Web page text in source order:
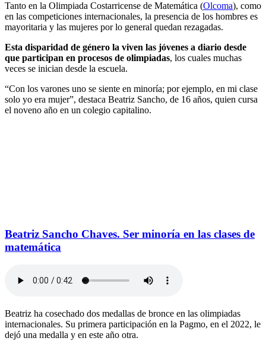
Tanto en la Olimpiada Costarricense de Matemática (Olcoma), como
en las competiciones internacionales, la presencia de los hombres es
mayoritaria y las mujeres por lo general quedan rezagadas.
Esta disparidad de género la viven las jóvenes a diario desde
que participan en procesos de olimpiadas, los cuales muchas
veces se inician desde la escuela.
“Con los varones uno se siente en minoría; por ejemplo, en mi clase
solo yo era mujer”, destaca Beatriz Sancho, de 16 años, quien cursa
el noveno año en un colegio capitalino.
Beatriz Sancho Chaves. Ser minoría en las clases de
matemática
Beatriz ha cosechado dos medallas de bronce en las olimpiadas
internacionales. Su primera participación en la Pagmo, en el 2022, le
dejó una medalla y en este año otra.